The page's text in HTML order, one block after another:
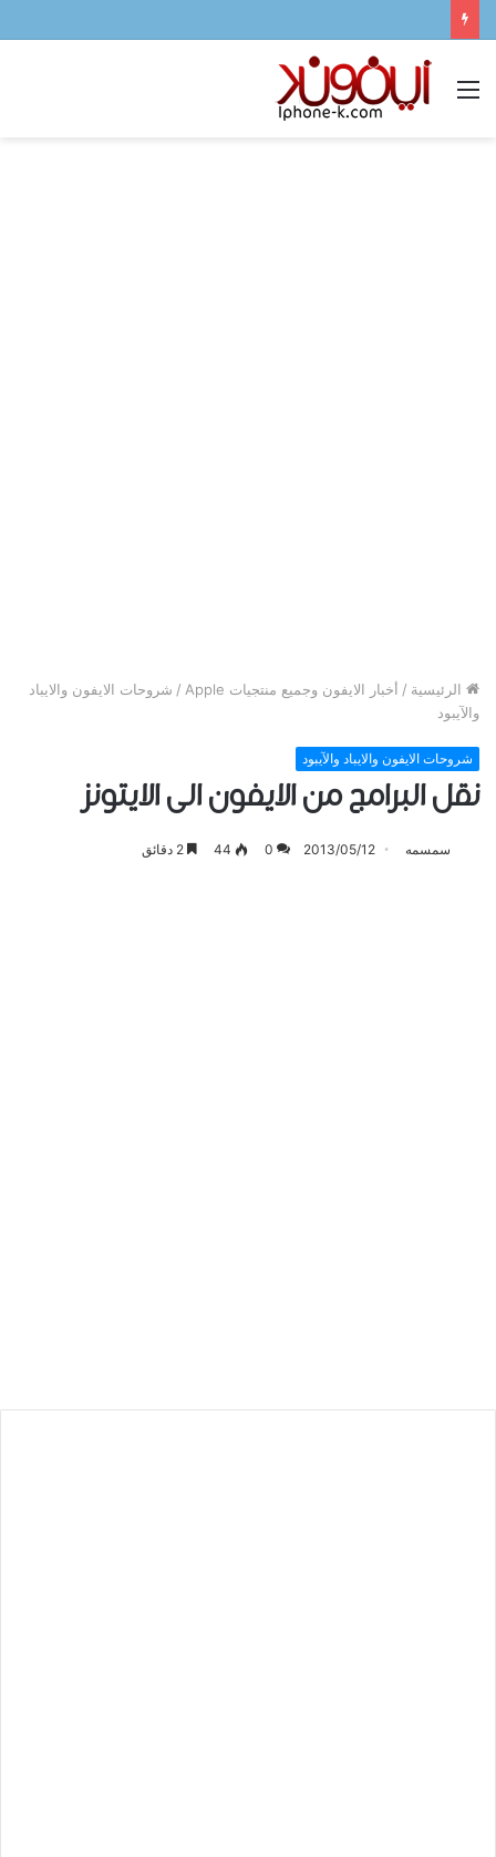
القائمة
الرئيسية / أخبار الايفون وجميع منتجيات Apple / شروحات الايفون والايباد
والآيبود
شروحات الايفون والايباد والآيبود
نقل البرامج من الايفون الى الايتونز
سمسمه 2013/05/12
0
44